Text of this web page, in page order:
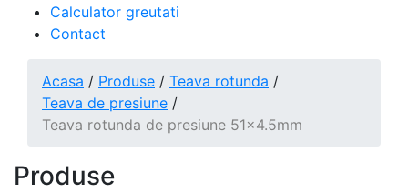
Calculator greutati
Contact
Acasa / Produse / Teava rotunda /
Teava de presiune /
Teava rotunda de presiune 51x4.5mm
Produse